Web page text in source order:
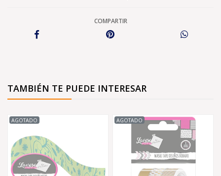
COMPARTIR
TAMBIÉN TE PUEDE INTERESAR
AGOTADO AGOTADO